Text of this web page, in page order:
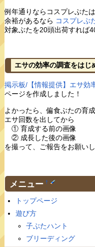
例年通りならコスプレぶた
余裕があるなら コスプレぶ
対象ぶたを20頭出荷すれば
エサの効率の調査をはじ
掲示板/【情報提供】エサ効
ページを作成しました！
よかったら、偏食ぶたの育
エサ回数を出してから
① 育成する前の画像
② 成長した後の画像
を撮って、ご報告をお願いし
メニュー †
トップページ
遊び方
子ぶたハント
ブリーディング